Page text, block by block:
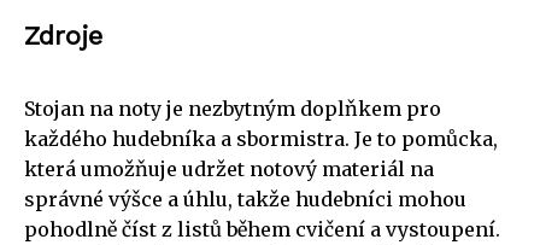
Zdroje
Stojan na noty je nezbytným doplňkem pro
každého hudebníka a sbormistra. Je to pomůcka,
která umožňuje udržet notový materiál na
správné výšce a úhlu, takže hudebníci mohou
pohodlně číst z listů během cvičení a vystoupení.